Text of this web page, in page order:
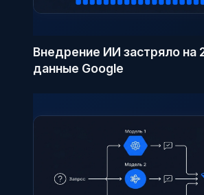
Внедрение ИИ застряло на
данные Google